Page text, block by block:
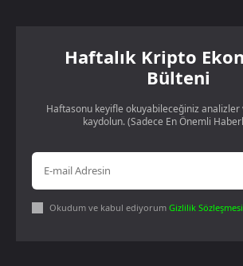
Haftalık Kripto
Bülteni
Haftasonu keyifle okuyabileceğiniz
kaydolun. (Sadece En Önemli
Okudum ve kabul ediyorum Gizlilik Sözleşmesi